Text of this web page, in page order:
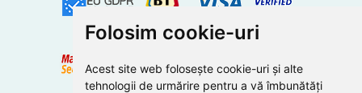
Folosim cookie-uri
Acest site web folosește cookie-uri și alte
tehnologii de urmărire pentru a vă îmbunătăți